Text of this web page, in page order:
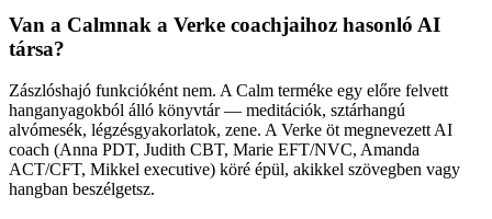
Van a Calmnak a Verke coachjaihoz hasonló AI
társa?
Zászlóshajó funkcióként nem. A Calm terméke egy előre felvett
hanganyagokból álló könyvtár — meditációk, sztárhangú
alvómesék, légzésgyakorlatok, zene. A Verke öt megnevezett AI
coach (Anna PDT, Judith CBT, Marie EFT/NVC, Amanda
ACT/CFT, Mikkel executive) köré épül, akikkel szövegben vagy
hangban beszélgetsz.